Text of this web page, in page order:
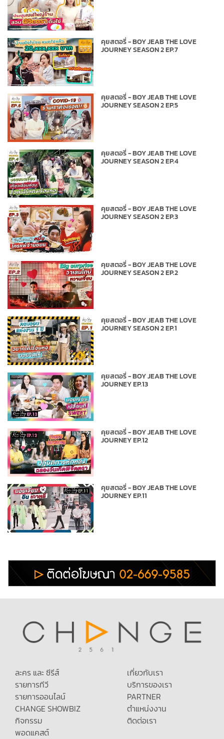
คุยสตอรี่ - BOY JEAB THE LOVE
JOURNEY SEASON 2 EP.7
คุยสตอรี่ - BOY JEAB THE LOVE
JOURNEY SEASON 2 EP.5
คุยสตอรี่ - BOY JEAB THE LOVE
JOURNEY SEASON 2 EP.4
คุยสตอรี่ - BOY JEAB THE LOVE
JOURNEY SEASON 2 EP.3
คุยสตอรี่ - BOY JEAB THE LOVE
JOURNEY SEASON 2 EP.2
คุยสตอรี่ - BOY JEAB THE LOVE
JOURNEY SEASON 2 EP.1
คุยสตอรี่ - BOY JEAB THE LOVE
JOURNEY EP.13
คุยสตอรี่ - BOY JEAB THE LOVE
JOURNEY EP.12
คุยสตอรี่ - BOY JEAB THE LOVE
JOURNEY EP.11
ละคร และ ซีรีส์
รายการทีวี
รายการออนไลน์
CHANGE SHOWBIZ
กิจกรรม
พอดแคสต์
เกี่ยวกับเรา
บริการของเรา
PARTNER
ตำแหน่งงาน
ติดต่อเรา